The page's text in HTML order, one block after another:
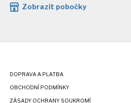
Zobrazit pobočky
DOPRAVA A PLATBA
OBCHODNÍ PODMÍNKY
ZÁSADY OCHRANY SOUKROMÍ